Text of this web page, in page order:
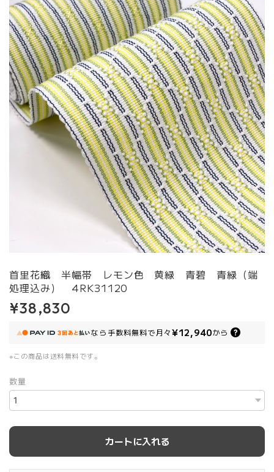
首里花織 半幅帯 レモン色 黄緑 青碧 青緑（端
処理込み） 4RK31120
¥38,830
なら 手数料無料で月々¥12,940から
※この商品は送料無料です。
数量
カートに入れる